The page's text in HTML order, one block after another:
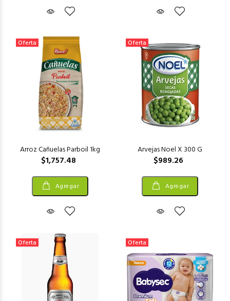
Oferta
Arroz Cañuelas Parboil 1kg
$1,757.48
Agregar
Oferta
Arvejas Noel X 300 G
$989.26
Agregar
Oferta Oferta